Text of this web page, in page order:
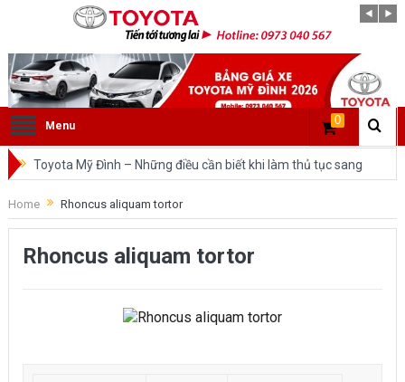
Menu 0
Toyota Mỹ Đình – Những điều cần biết khi làm thủ tục sang
tên ô tô trong cùng tỉnh.
So sánh Toyota Veloz Cross và Toyota Innova: Nên chọn xe
nào?
Home Rhoncus aliquam tortor
Rhoncus aliquam tortor